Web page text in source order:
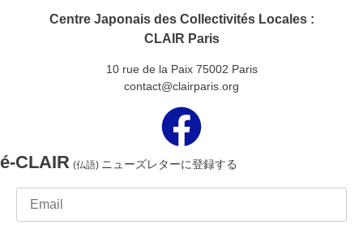
Centre Japonais des Collectivités Locales :
CLAIR Paris
10 rue de la Paix 75002 Paris
contact@clairparis.org
é-CLAIR (仏語) ニューズレターに登録する